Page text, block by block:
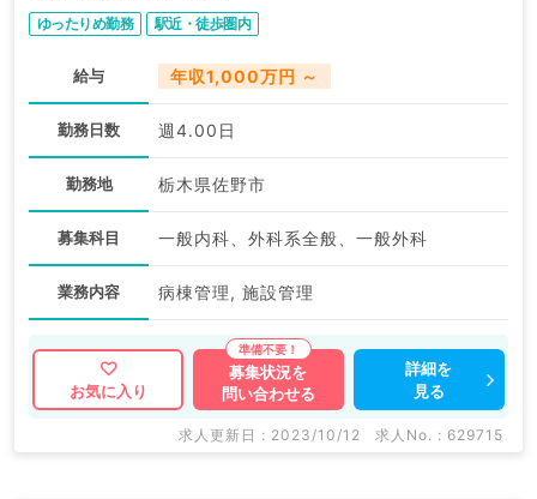
ゆったりめ勤務 駅近・徒歩圏内
給与 年収1,000万円 ～
勤務日数 週4.00日
勤務地 栃木県佐野市
募集科目 一般内科、外科系全般、一般外科
業務内容 病棟管理, 施設管理
お気に入り
募集状況を
問い合わせる
詳細を
見る
求人更新日 : 2023/10/12 求人No. : 629715